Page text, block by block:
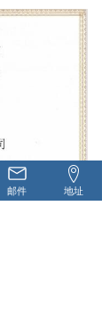
邮件 地址